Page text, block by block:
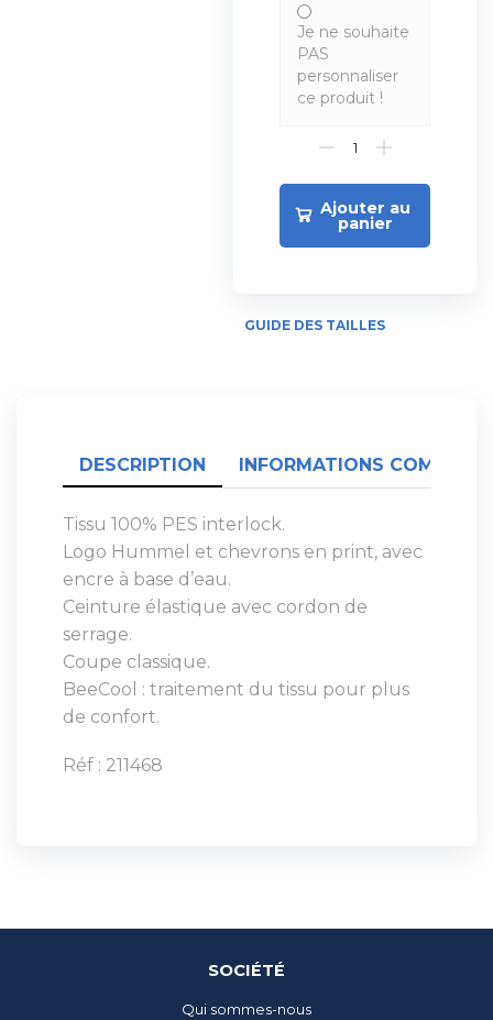
Je ne souhaite
PAS
personnaliser
ce produit !
Ajouter au
panier
GUIDE DES TAILLES
DESCRIPTION INFORMATIONS
Tissu 100% PES interlock.
Logo Hummel et chevrons en print, avec
encre à base d’eau.
Ceinture élastique avec cordon de
serrage.
Coupe classique.
BeeCool : traitement du tissu pour plus
de confort.
Réf : 211468
SOCIÉTÉ
Qui sommes-nous